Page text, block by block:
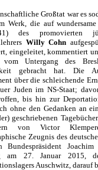
Großtat war es
Werk, die auf
des promovierten
Willy Cohn
eingeleitet, kommentiert
vom Untergang des
gebracht hat. Die
über die schleichende
Juden im NS-Staat;
bis hin zur
ohne den Gedanken an
geschriebenen
von Victor
Zeugnis des
Bundespräsident
am 27. Januar 2015,
Auschwitz, darauf